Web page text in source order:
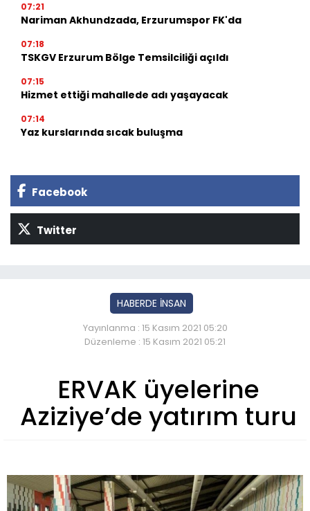
07:21
Nariman Akhundzada, Erzurumspor FK'da
07:18
TSKGV Erzurum Bölge Temsilciliği açıldı
07:15
Hizmet ettiği mahallede adı yaşayacak
07:14
Yaz kurslarında sıcak buluşma
Facebook
Twitter
HABERDE İNSAN
Yayınlanma : 15 Kasım 2021 05:20
Düzenleme : 15 Kasım 2021 05:21
ERVAK üyelerine
Aziziye’de yatırım turu